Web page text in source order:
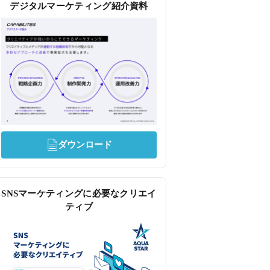
デジタルマーケティング紹介資料
ダウンロード
SNSマーケティングに必要なクリエイ
ティブ